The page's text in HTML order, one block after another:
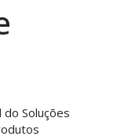
Soluções